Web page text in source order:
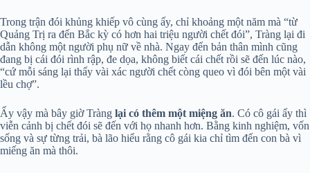
Trong trận đói khủng khiếp vô cùng ấy, chỉ khoảng một năm mà “từ
Quảng Trị ra đến Bắc kỳ có hơn hai triệu người chết đói”, Tràng lại đi
dẫn không một người phụ nữ về nhà. Ngay đến bản thân mình cũng
đang bị cái đói rình rập, đe dọa, không biết cái chết rồi sẽ đến lúc nào,
“cứ mỗi sáng lại thấy vài xác người chết còng queo vì đói bên một vài
lều chợ”.
Ấy vậy mà bây giờ Tràng lại có thêm một miệng ăn. Có cô gái ấy thì
viễn cảnh bị chết đói sẽ đến với họ nhanh hơn. Bằng kinh nghiệm, vốn
sống và sự từng trải, bà lão hiểu rằng cô gái kia chỉ tìm đến con bà vì
miếng ăn mà thôi.